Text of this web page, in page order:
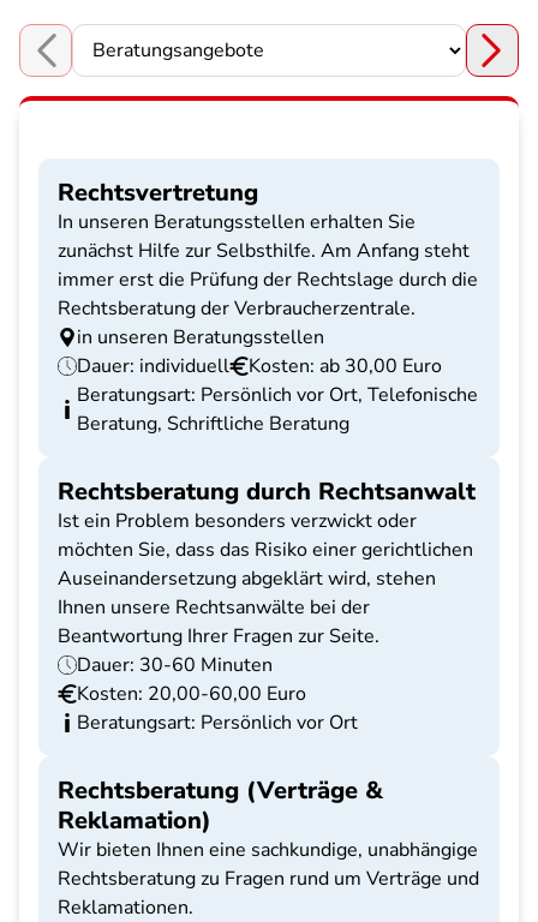
Choose a section
Rechtsvertretung
In unseren Beratungsstellen erhalten Sie
zunächst Hilfe zur Selbsthilfe. Am Anfang steht
immer erst die Prüfung der Rechtslage durch die
Rechtsberatung der Verbraucherzentrale.
in unseren Beratungsstellen
Dauer: individuell
Kosten: ab 30,00 Euro
Beratungsart: Persönlich vor Ort, Telefonische
Beratung, Schriftliche Beratung
Rechtsberatung durch Rechtsanwalt
Ist ein Problem besonders verzwickt oder
möchten Sie, dass das Risiko einer gerichtlichen
Auseinandersetzung abgeklärt wird, stehen
Ihnen unsere Rechtsanwälte bei der
Beantwortung Ihrer Fragen zur Seite.
Dauer: 30-60 Minuten
Kosten: 20,00-60,00 Euro
Beratungsart: Persönlich vor Ort
Rechtsberatung (Verträge &
Reklamation)
Wir bieten Ihnen eine sachkundige, unabhängige
Rechtsberatung zu Fragen rund um Verträge und
Reklamationen.